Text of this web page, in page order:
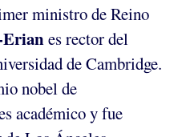
ministro de Reino
Erianes rector del
de Cambridge.
nobel de
académico y fue